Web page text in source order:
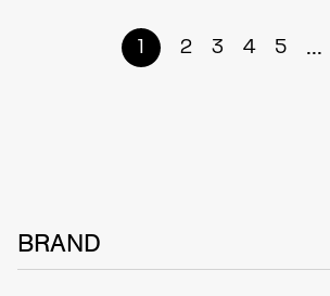
1 2 3 4 5 ...
BRAND